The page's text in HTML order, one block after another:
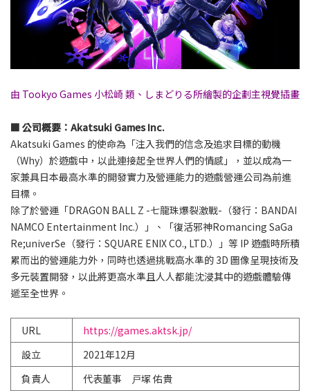
由 Tookyo Games 小松崎 類、しまどりる所繪製的企劃主視覺插畫
■ 公司概要：Akatsuki Games Inc.
Akatsuki Games 的使命為「注入我們的信念及追求目標的動機
（Why）於遊戲中，以此連接起全世界人們的情感」，並以成為一
家兼具日本最高水準的開發實力及營運能力的遊戲營運公司為前進
目標。
除了於營運「DRAGON BALL Z -七龍珠爆裂激戰-（發行：BANDAI
NAMCO Entertainment Inc.）」、「復活邪神Romancing SaGa
Re;univerSe（發行：SQUARE ENIX CO., LTD.）」等 IP 遊戲時所積
累而出的營運能力外，同時也透過挑戰高水準的 3D 圖像呈現技術及
多元裝置開發，以此將更高水準且人人都能沈浸其中的遊戲體驗傳
遞至全世界。
URL
https://games.aktsk.jp/
設立
2021年12月
負責人
代表董事 戸塚 佑貴